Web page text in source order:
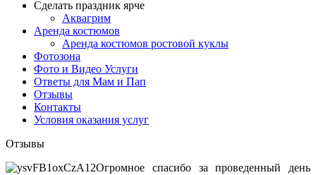
Сделать праздник ярче
Аквагрим
Аренда костюмов
Аренда костюмов ростовой куклы
Фотозона
Фото и Видео Услуги
Ответы для Мам и Пап
Отзывы
Контакты
Условия оказания услуг
Отзывы
Огромное спасибо за проведенный день